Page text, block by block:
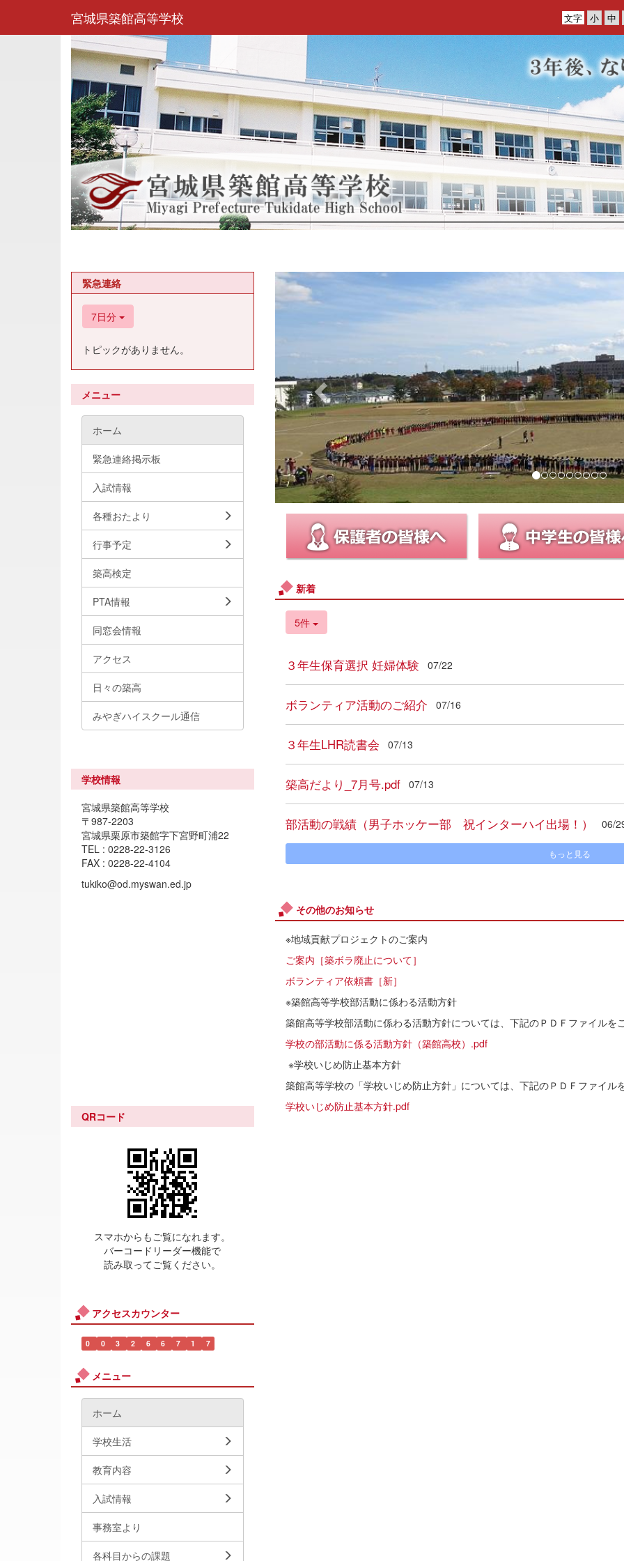
宮城県築館高等学校 文字
p
r
o
u
s
新着
5件
３年生保育選択 妊婦体験 07/22
ボランティア活動のご紹介 07/16
３年生LHR読書会 07/13
築高だより_7月号.pdf 07/13
部活動の戦績（男子ホッケー部 祝インターハイ出場！） 06/
もっと見る
その他のお知らせ
※地域貢献プロジェクトのご案内
ご案内［築ボラ廃止について］
ボランティア依頼書［新］
※築館高等学校部活動に係わる活動方針
築館高等学校部活動に係わる活動方針については、下記のＰＤＦファイルを
学校の部活動に係る活動方針（築館高校）.pdf
※学校いじめ防止基本方針
築館高等学校の「学校いじめ防止方針」については、下記のＰＤＦファイル
学校いじめ防止基本方針.pdf
緊急連絡
7日分
トピックがありません。
メニュー
ホーム
緊急連絡掲示板
入試情報
各種おたより
行事予定
築高検定
PTA情報
同窓会情報
アクセス
日々の築高
みやぎハイスクール通信
学校情報
宮城県築館高等学校
〒987-2203
宮城県栗原市築館字下宮野町浦22
TEL : 0228-22-3126
FAX : 0228-22-4104
tukiko@od.myswan.ed.jp
QRコード
スマホからもご覧になれます。
バーコードリーダー機能で
読み取ってご覧ください。
アクセスカウンター
0 0 3 2 6 6 7 1 7
メニュー
ホーム
学校生活
教育内容
入試情報
事務室より
各科目からの課題